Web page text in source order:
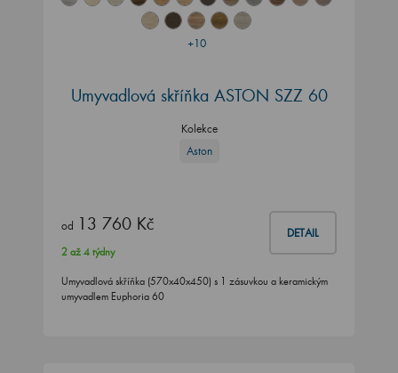
+10
Umyvadlová skříňka ASTON SZZ 60
Kolekce
Aston
od 13 760 Kč DETAIL
2 až 4 týdny
Umyvadlová skříňka (570x40x450) s 1 zásuvkou a keramickým
umyvadlem Euphoria 60